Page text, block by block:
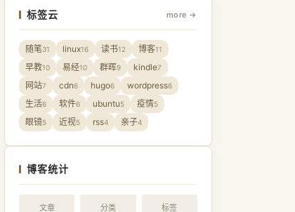
标签云 more →
随笔31 linux16 读书12 博客11
早教10 易经10 群晖9 kindle7
网站7 cdn6 hugo6 wordpress6
生活6 软件6 ubuntu5 疫情5
眼镜5 近视5 rss4 亲子4
博客统计
文章 分类 标签